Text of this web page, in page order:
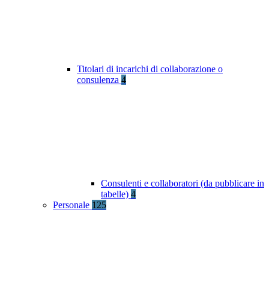
Titolari di incarichi di collaborazione o
consulenza 4
Consulenti e collaboratori (da pubblicare in
tabelle) 4
Personale 125